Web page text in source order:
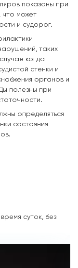
показаны при
что может
и судорог.
таких
когда
стенки и
органов и
полезны при
определяться
состояния
суток, без